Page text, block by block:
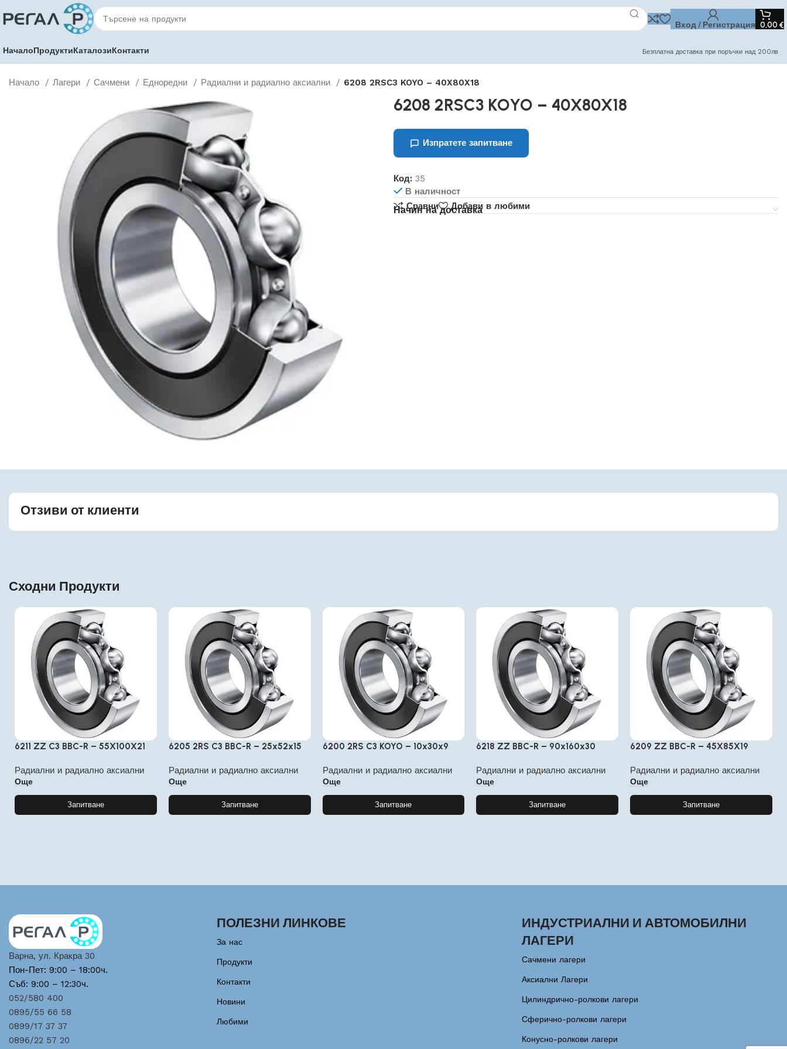
Вход / Регистрация 0,00 €
НачалоПродуктиКаталозиКонтакти Безплатна доставка при поръчки над 200лв
Начало Лагери Сачмени Едноредни Радиални и радиално аксиални 6208 2RSC3 KOYO – 40X80X18
6208 2RSC3 KOYO – 40X80X18
Изпратете запитване
Код: 35
В наличност
Сравни
Добави в любими
Начин на доставка
Отзиви от клиенти
Сходни Продукти
6211 ZZ C3 BBC-R – 55X100X21
Радиални и радиално аксиални
Още
Запитване
6205 2RS C3 BBC-R – 25x52x15
Радиални и радиално аксиални
Още
Запитване
6200 2RS C3 KOYO – 10x30x9
Радиални и радиално аксиални
Още
Запитване
6218 ZZ BBC-R – 90x160x30
Радиални и радиално аксиални
Още
Запитване
6209 ZZ BBC-R – 45X85X19
Радиални и радиално аксиални
Още
Запитване
Варна, ул. Кракра 30
Пон-Пет: 9:00 – 18:00ч.
Съб: 9:00 – 12:30ч.
052/580 400
0895/55 66 58
0899/17 37 37
0896/22 57 20
ПОЛЕЗНИ ЛИНКОВЕ
За нас
Продукти
Контакти
Новини
Любими
ИНДУСТРИАЛНИ И АВТОМОБИЛНИ
ЛАГЕРИ
Сачмени лагери
Аксиални Лагери
Цилиндрично-ролкови лагери
Сферично-ролкови лагери
Конусно-ролкови лагери